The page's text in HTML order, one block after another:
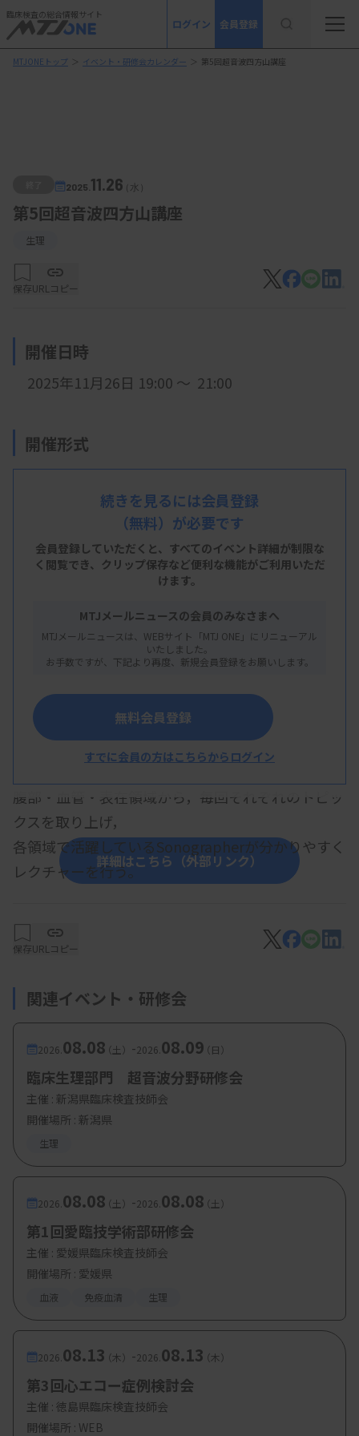
臨床検査の総合情報サイト
ログイン 会員登録
MTJONEトップ ＞ イベント・研修会カレンダー ＞ 第5回超音波四方山講座
2025. 11.26（水）
第5回超音波四方山講座
生理
保存URLコピー
開催日時
2025年11月26日 19:00 ～ 21:00
開催形式
LIVE配信
徳島県臨床検査技師会
概 要
【プログラム】
・超音波四方山講座
腹部・血管・表在領域から，毎回それぞれのトピッ
クスを取り上げ，
各領域で活躍しているSonographerが分かりやすく
レクチャーを行う。
中野英貴 氏（総合守屋第一病院）
松本力三 氏（徳島大学病院）
【参加費・定員など】
・参加費： 日臨技会員 5,000円 、
・定 員：300名
詳細はこちら（外部リンク）
続きを見るには会員登録
（無料）が必要です
会員登録していただくと、すべてのイベント詳細が制限な
く閲覧でき、 クリップ保存など便利な機能がご利用いただ
けます。
MTJメールニュースの会員のみなさまへ
MTJメールニュースは、WEBサイト「MTJ ONE」にリニューアル
いたしました。
お手数ですが、下記より再度、新規会員登録をお願いします。
無料会員登録
すでに会員の方はこちらからログイン
保存URLコピー
関連イベント・研修会
2026. 08.08（土） -2026. 08.09（日）
臨床生理部門 超音波分野研修会
主催 : 新潟県臨床検査技師会
開催場所 : 新潟県
生理
2026. 08.08（土） -2026. 08.08（土）
第1回愛臨技学術部研修会
主催 : 愛媛県臨床検査技師会
開催場所 : 愛媛県
血液 免疫血清 生理
2026. 08.13（木） -2026. 08.13（木）
第3回心エコー症例検討会
主催 : 徳島県臨床検査技師会
開催場所 : WEB